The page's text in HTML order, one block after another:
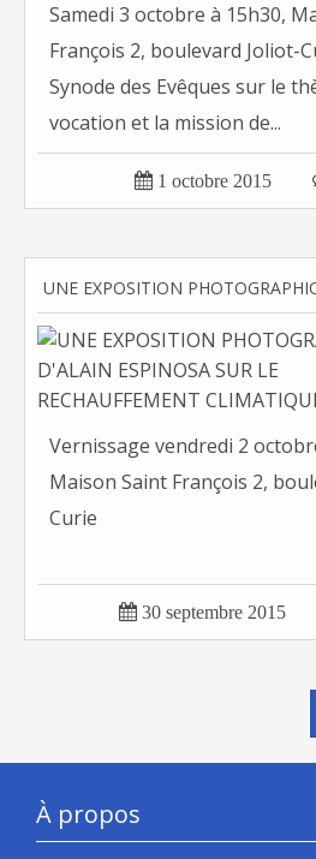
Samedi 3 octobre à 15h30,
François 2, boulevard Joliot-
Synode des Evêques sur le
vocation et la mission de...
 1 octobre 2015
Vernissage vendredi 2
Maison Saint François 2,
Curie
 30 septembre 2015
À propos